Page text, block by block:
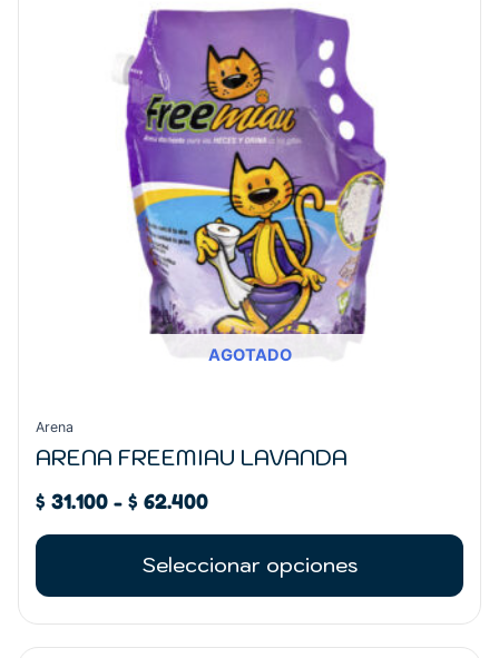
AGOTADO
Arena
ARENA FREEMIAU LAVANDA
$ 31.100 - $ 62.400
precios:
desde
$ 31.100
hasta
$ 62.400
Seleccionar opciones